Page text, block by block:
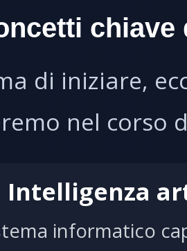
di iniziare,
nel corso
Intelligenza
informatico